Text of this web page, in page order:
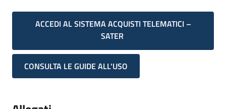
ACCEDI AL SISTEMA ACQUISTI TELEMATICI –
SATER
CONSULTA LE GUIDE ALL'USO